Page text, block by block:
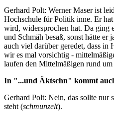
Gerhard Polt: Werner Maser ist
Hochschule für Politik inne. Er
wird, widersprochen hat. Da ging
und Schmäh besaß, sonst hätte
auch viel darüber geredet, dass
wir es mal vorsichtig -
laufen den Mittelmäßigen rund
In "...und Äktschn" kommt
Gerhard Polt: Nein, das sollte nur
steht (schmunzelt).